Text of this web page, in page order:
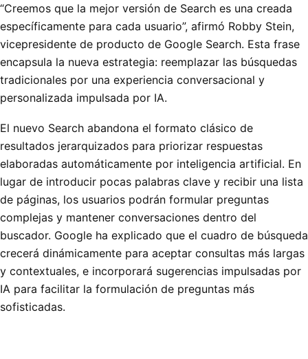
“Creemos que la mejor versión de Search es una creada
específicamente para cada usuario”, afirmó Robby Stein,
vicepresidente de producto de Google Search. Esta frase
encapsula la nueva estrategia: reemplazar las búsquedas
tradicionales por una experiencia conversacional y
personalizada impulsada por IA.
El nuevo Search abandona el formato clásico de
resultados jerarquizados para priorizar respuestas
elaboradas automáticamente por inteligencia artificial. En
lugar de introducir pocas palabras clave y recibir una lista
de páginas, los usuarios podrán formular preguntas
complejas y mantener conversaciones dentro del
buscador. Google ha explicado que el cuadro de búsqueda
crecerá dinámicamente para aceptar consultas más largas
y contextuales, e incorporará sugerencias impulsadas por
IA para facilitar la formulación de preguntas más
sofisticadas.